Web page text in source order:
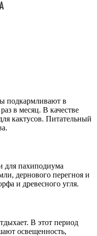
подкармливают в
в месяц. В качестве
кактусов. Питательный
для пахиподиума
дернового перегноя и
и древесного угля.
В этот период
освещенность,